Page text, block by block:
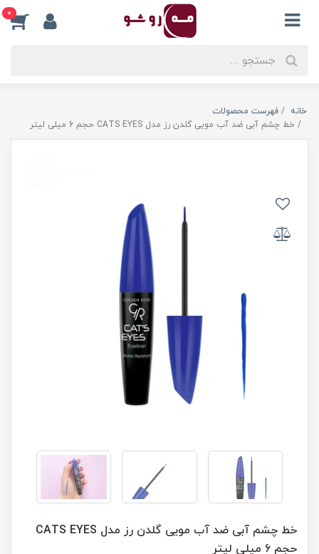
0
خانه
فهرست محصولات
خط چشم آبی ضد آب مویی گلدن رز مدل CATS EYES حجم 6 میلی لیتر
خط چشم آبی ضد آب مویی گلدن رز مدل CATS EYES
حجم 6 میلی لیتر